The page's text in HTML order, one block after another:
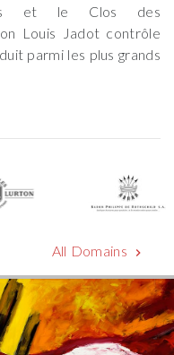
et le Clos des
Louis Jadot contrôle
parmi les plus grands
All Domains chevron_right